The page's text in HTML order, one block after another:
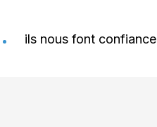
ils nous font confiance